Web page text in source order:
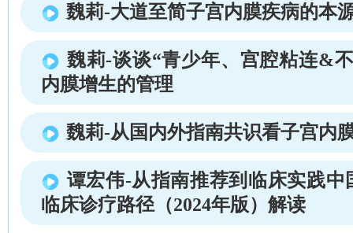
魏莉-大道至简子宫内膜疾病的本
魏莉-谈谈“青少年、宫腔粘连&
内膜增生的管理
魏莉-从国内外指南共识看子宫内
谭宏伟-从指南推荐到临床实践中
临床诊疗路径（2024年版）解读